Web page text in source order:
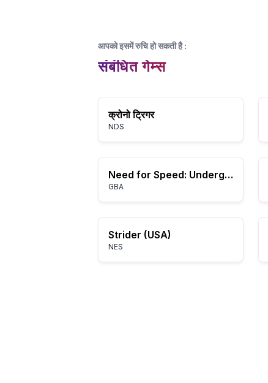
आपको इसमें रुचि हो सकती है:
संबंधित गेम्स
क्रोनो ट्रिगर
NDS
Need for Speed: Underground 2
GBA
Strider (USA)
NES